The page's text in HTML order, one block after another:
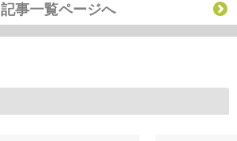
記事一覧ページへ